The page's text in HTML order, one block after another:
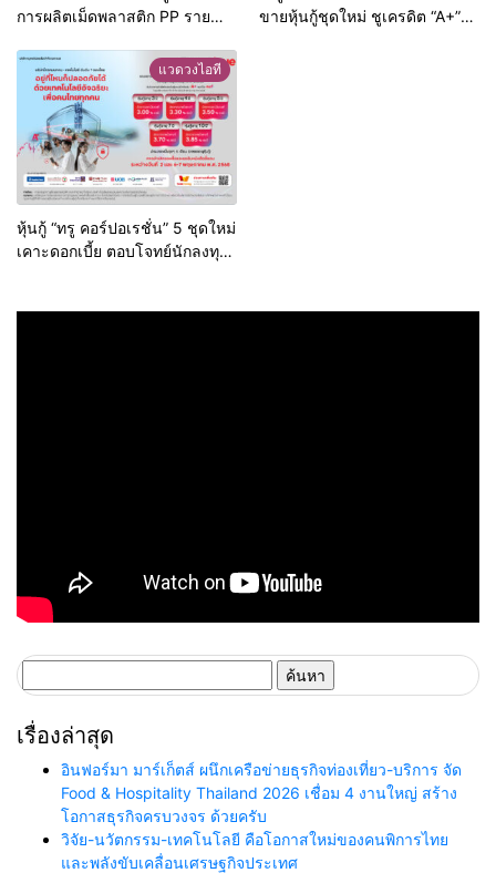
การผลิตเม็ดพลาสติก PP ราย
แถวหน้าในเอเชียตะวันออกเฉียง
ใต้ เตรียมออกหุ้นกู้ในเดือน
สิงหาคม 2568
ขายหุ้นกู้ชุดใหม่ ชูเครดิต “A+”
แวดวงไอที
หุ้นกู้ “ทรู คอร์ปอเรชั่น” 5 ชุดใหม่
เคาะดอกเบี้ย ตอบโจทย์นักลงทุน
สำหรับ:
เรื่องล่าสุด
อินฟอร์มา มาร์เก็ตส์ ผนึกเครือข่ายธุรกิจท่องเที่ยว-บริการ จัด
Food & Hospitality Thailand 2026 เชื่อม 4 งานใหญ่ สร้าง
โอกาสธุรกิจครบวงจร ด้วยครับ
วิจัย-นวัตกรรม-เทคโนโลยี คือโอกาสใหม่ของคนพิการไทย
และพลังขับเคลื่อนเศรษฐกิจประเทศ